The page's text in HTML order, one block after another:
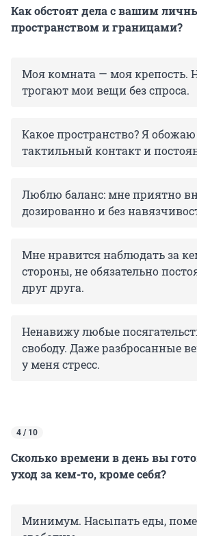
Как обстоят дела с вашим
пространством и границами?
Моя комната — моя крепость.
трогают мои вещи без спроса.
Какое пространство? Я
тактильный контакт и
Люблю баланс: мне приятно
дозированно и без
Мне нравится наблюдать за
стороны, не обязательно
друг друга.
Ненавижу любые
свободу. Даже разбросанные
у меня стресс.
4 / 10
Сколько времени в день вы
уход за кем-то, кроме себя?
Минимум. Насыпать еды,